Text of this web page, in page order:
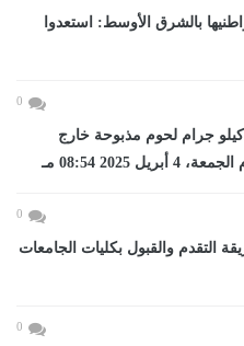
بالشرق الأوسط: استعدوا
0
بيطرى الأقصر.. ضبط ١٨٥ كيلو جرام لحوم مذبوحة خارج
2025 08:54 مـ
0
2026.. طريقة التقدم والقبول بكليات الجامعات
0